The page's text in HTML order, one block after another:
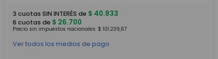
3 cuotas SIN INTERÉS de $ 40.833
6 cuotas de $ 26.700
Precio sin impuestos nacionales: $ 101.239,67
Ver todos los medios de pago